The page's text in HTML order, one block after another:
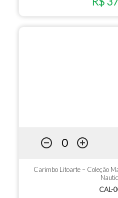
Carimbo Litoarte – Coleção
CAL-